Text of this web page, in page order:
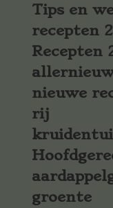
Tips en
recepten
Recepten
nieuwe
rij
groente